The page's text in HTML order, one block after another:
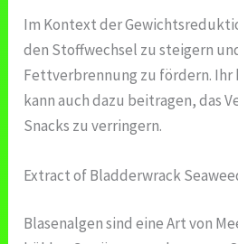
Im Kontext der
den Stoffwechsel zu steigern
Fettverbrennung zu fördern. Ihr
kann auch dazu beitragen, das
Snacks zu verringern.
Extract of Bladderwrack
Blasenalgen sind eine Art von